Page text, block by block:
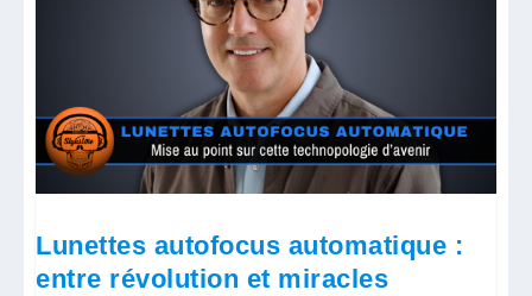
Lunettes autofocus automatique :
entre révolution et miracles